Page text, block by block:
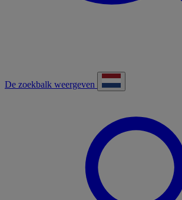
De zoekbalk weergeven